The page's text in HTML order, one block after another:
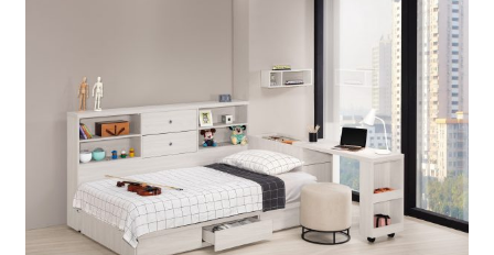
餐廰系列
餐桌&餐椅
餐櫃&收納櫃